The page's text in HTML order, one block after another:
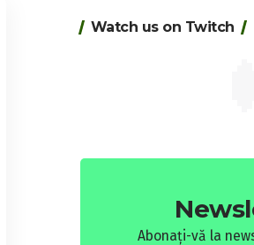
Watch us on Twitch
Abonați-vă la